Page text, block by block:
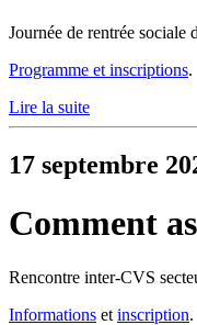
Journée de rentrée sociale
Programme et inscriptions.
Lire la suite
17 septembre
Comment
Rencontre inter-CVS
Informations et inscription.